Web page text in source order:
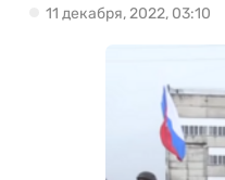
11 декабря, 2022, 03:10